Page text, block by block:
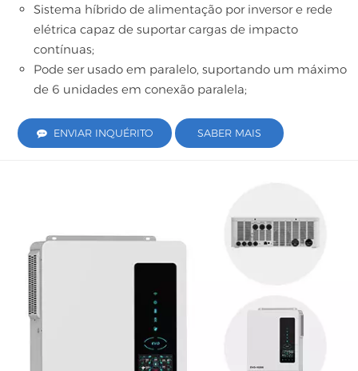
Sistema híbrido de alimentação por inversor e rede
elétrica capaz de suportar cargas de impacto
contínuas;
Pode ser usado em paralelo, suportando um máximo
de 6 unidades em conexão paralela;
ENVIAR INQUÉRITO SABER MAIS